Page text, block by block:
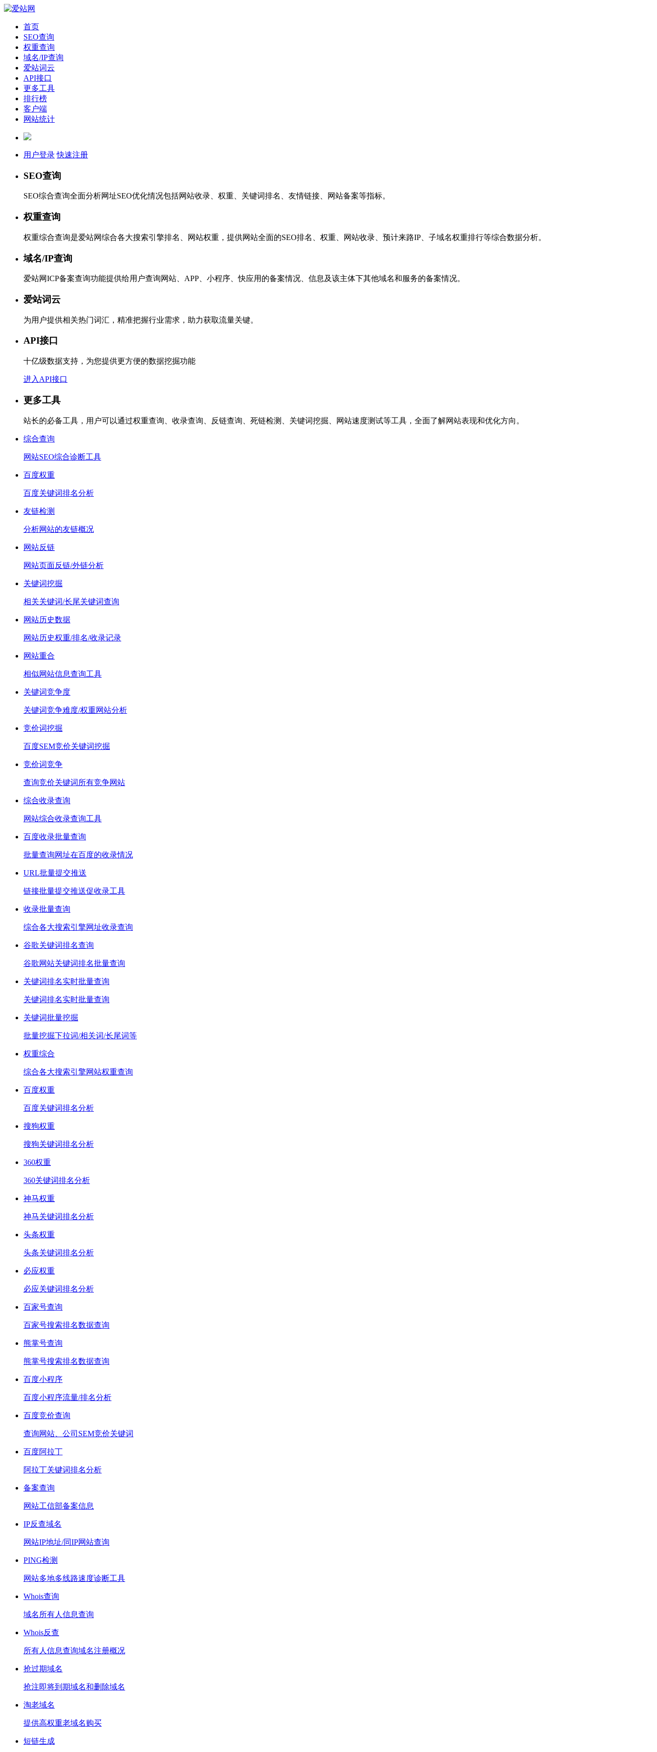
首页
SEO查询
权重查询
域名/IP查询
爱站词云
API接口
更多工具
排行榜
客户端
网站统计
用户登录 快速注册
SEO查询
SEO综合查询全面分析网址SEO优化情况包括网站收录、权重、关键词排名、友情链接、网站备案等指标。
权重查询
权重综合查询是爱站网综合各大搜索引擎排名、网站权重，提供网站全面的SEO排名、权重、网站收录、预计来路IP、子域名权重排行等综合数据分析。
域名/IP查询
爱站网ICP备案查询功能提供给用户查询网站、APP、小程序、快应用的备案情况、信息及该主体下其他域名和服务的备案情况。
爱站词云
为用户提供相关热门词汇，精准把握行业需求，助力获取流量关键。
API接口
十亿级数据支持，为您提供更方便的数据挖掘功能
进入API接口
更多工具
站长的必备工具，用户可以通过权重查询、收录查询、反链查询、死链检测、关键词挖掘、网站速度测试等工具，全面了解网站表现和优化方向。
综合查询
网站SEO综合诊断工具
百度权重
百度关键词排名分析
友链检测
分析网站的友链概况
网站反链
网站页面反链/外链分析
关键词挖掘
相关关键词/长尾关键词查询
网站历史数据
网站历史权重/排名/收录记录
网站重合
相似网站信息查询工具
关键词竞争度
关键词竞争难度/权重网站分析
竞价词挖掘
百度SEM竞价关键词挖掘
竞价词竞争
查询竞价关键词所有竞争网站
综合收录查询
网站综合收录查询工具
百度收录批量查询
批量查询网址在百度的收录情况
URL批量提交推送
链接批量提交推送促收录工具
收录批量查询
综合各大搜索引擎网址收录查询
谷歌关键词排名查询
谷歌网站关键词排名批量查询
关键词排名实时批量查询
关键词排名实时批量查询
关键词批量挖掘
批量挖掘下拉词/相关词/长尾词等
权重综合
综合各大搜索引擎网站权重查询
百度权重
百度关键词排名分析
搜狗权重
搜狗关键词排名分析
360权重
360关键词排名分析
神马权重
神马关键词排名分析
头条权重
头条关键词排名分析
必应权重
必应关键词排名分析
百家号查询
百家号搜索排名数据查询
熊掌号查询
熊掌号搜索排名数据查询
百度小程序
百度小程序流量/排名分析
百度竞价查询
查询网站、公司SEM竞价关键词
百度阿拉丁
阿拉丁关键词排名分析
备案查询
网站工信部备案信息
IP反查域名
网站IP地址/同IP网站查询
PING检测
网站多地多线路速度诊断工具
Whois查询
域名所有人信息查询
Whois反查
所有人信息查询域名注册概况
抢过期域名
抢注即将到期域名和删除域名
淘老域名
提供高权重老域名购买
短链生成